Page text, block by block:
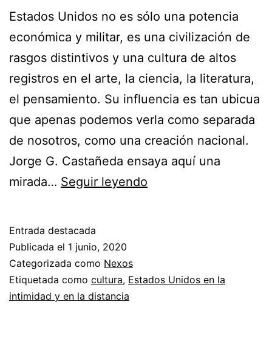
Estados Unidos no es sólo una potencia
económica y militar, es una civilización de
rasgos distintivos y una cultura de altos
registros en el arte, la ciencia, la literatura,
el pensamiento. Su influencia es tan ubicua
que apenas podemos verla como separada
de nosotros, como una creación nacional.
Jorge G. Castañeda ensaya aquí una
mirada… Seguir leyendo
Entrada destacada
Publicada el 1 junio, 2020
Categorizada como Nexos
Etiquetada como cultura, Estados Unidos en la
intimidad y en la distancia